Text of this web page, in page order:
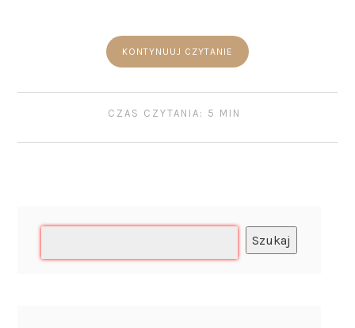
KONTYNUUJ CZYTANIE
CZAS CZYTANIA: 5 MIN
Szukaj